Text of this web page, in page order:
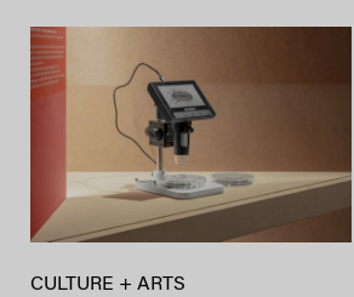
CULTURE + ARTS